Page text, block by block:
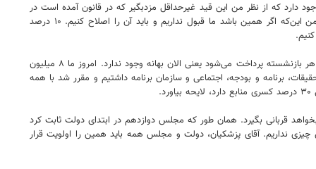
دارد که از نظر من این قید غیرحداقل مزدبگیر که در قانون آمده است در
متن و پیشنهادات نبوده است، یک اشکالاتی ماهوی پیش آمده است و ما از ریاست مجلس درخواست کردیم که مشروح مذاکرات مجلس را دوباره مرور کنیم، ضمن این‌که اگر همین باشد ما قبول نداریم و باید آن را اصلاح کنیم. ۱۰ درصد
بابایی کارنامی در خصوص اجرای ۱۰ درصدی قانون متناسب‌سازی گفت: البته تقریبا ۵۰ درصدش انجام شده است. از ابتدای سال تقریبا متوسط یک میلیون تومان به هر بازنشسته پرداخت می‌شود یعنی الان بهانه وجود ندارد. امروز ما ۸ میلیون
و تحقیقات، برنامه و بودجه، اجتماعی و سازمان برنامه داشتیم و مقرر شد با همه
اگر نه از هفته‌های آینده ۳ وزیر استیضاح می‌شوند، مگر اینکه دولت بخواهد قربانی بگیرد. همان طور که مجلس دوازدهم در ابتدای دولت ثابت کرد
نداریم. آقای پزشکیان، دولت و مجلس همه باید همین را اولویت قرار